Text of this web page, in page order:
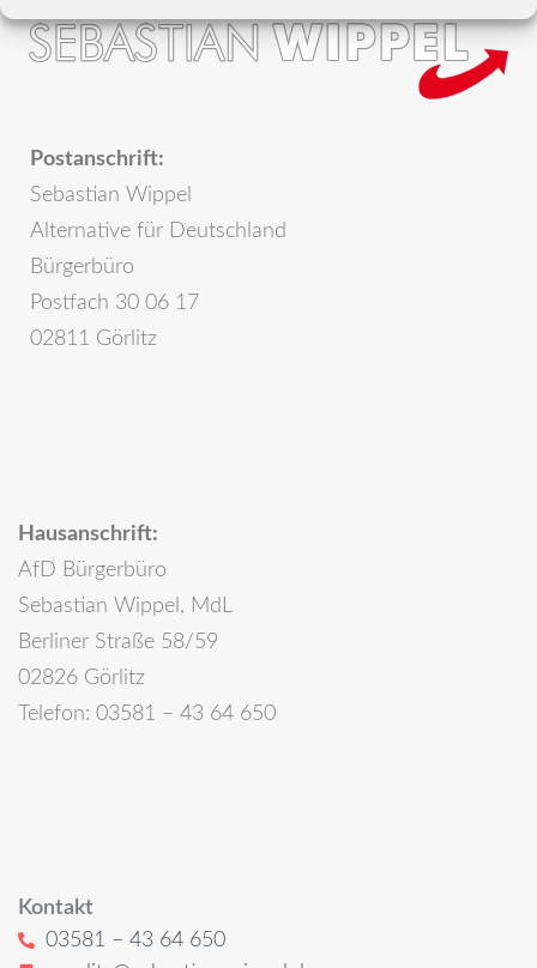
Postanschrift:
Sebastian Wippel
Alternative für Deutschland
Bürgerbüro
Postfach 30 06 17
02811 Görlitz
Hausanschrift:
AfD Bürgerbüro
Sebastian Wippel, MdL
Berliner Straße 58/59
02826 Görlitz
Telefon: 03581 – 43 64 650
Kontakt
03581 – 43 64 650